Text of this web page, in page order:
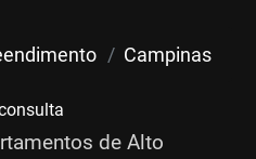
Campinas
de Alto